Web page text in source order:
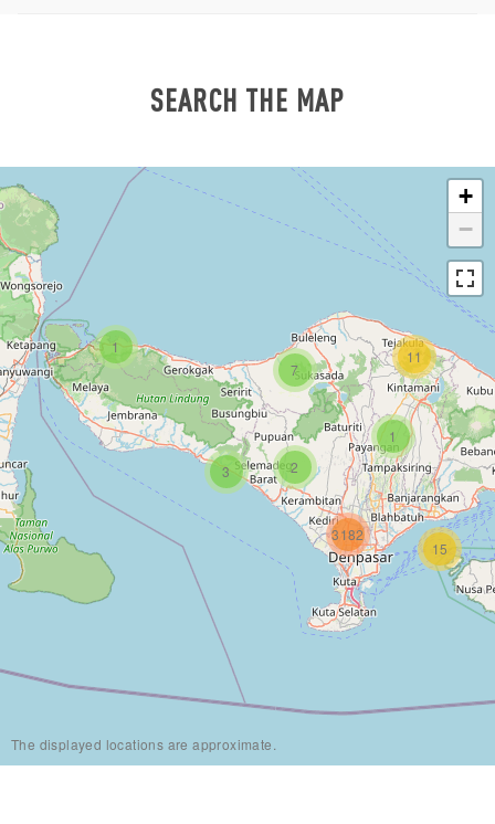
SEARCH THE MAP
1
1
3
7
2
15
11
3182
+
−
The displayed locations are approximate.